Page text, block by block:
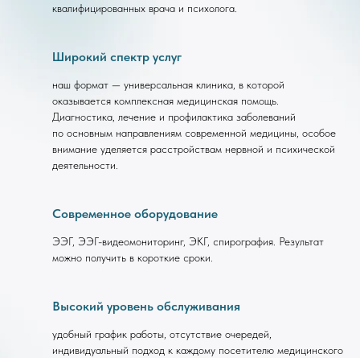
квалифицированных врача и психолога.
Широкий спектр услуг
наш формат — универсальная клиника, в которой
оказывается комплексная медицинская помощь.
Диагностика, лечение и профилактика заболеваний
по основным направлениям современной медицины, особое
внимание уделяется расстройствам нервной и психической
деятельности.
Современное оборудование
ЭЭГ, ЭЭГ-видеомониторинг, ЭКГ, спирография. Результат
можно получить в короткие сроки.
Высокий уровень обслуживания
удобный график работы, отсутствие очередей,
индивидуальный подход к каждому посетителю медицинского